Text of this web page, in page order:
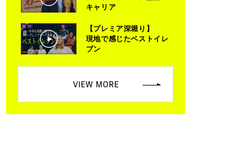
キャリア
【プレミア深堀り】
現地で感じたベストイレ
ブン
VIEW MORE